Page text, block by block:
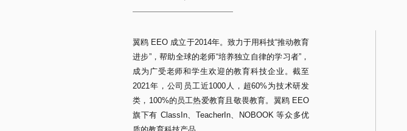
翼鸥 EEO 成立于2014年。致力于用科技“推动教育
进步”，帮助全球的老师“培养独立自律的学习者”，
成为广受老师和学生欢迎的教育科技企业。截至
2021年，公司员工近1000人，超60%为技术研发
类，100%的员工热爱教育且敬畏教育。翼鸥 EEO
旗下有 ClassIn、TeacherIn、NOBOOK 等众多优